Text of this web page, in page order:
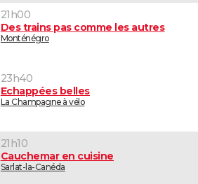
21h00
Des trains pas comme les autres
Monténégro
23h40
Echappées belles
La Champagne à vélo
21h10
Cauchemar en cuisine
Sarlat-la-Canéda